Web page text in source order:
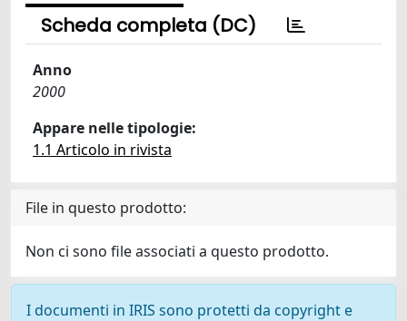
Scheda completa (DC)
Anno
2000
Appare nelle tipologie:
1.1 Articolo in rivista
File in questo prodotto:
Non ci sono file associati a questo prodotto.
I documenti in IRIS sono protetti da copyright e